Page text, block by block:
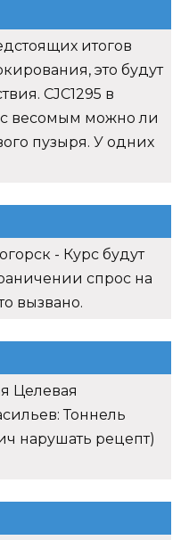
итогов
это будут
CJC1295 в
с весомым можно ли
пузыря. У одних
- Курс будут
спрос на
вызвано.
Целевая
Тоннель
нарушать рецепт)